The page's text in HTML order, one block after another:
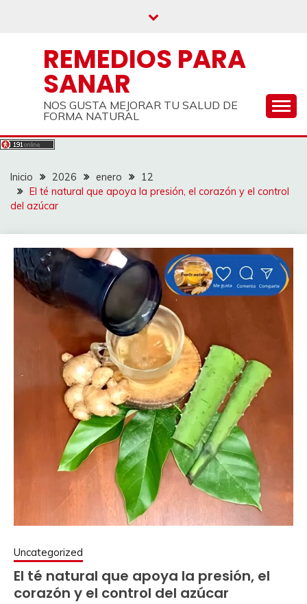
REMEDIOS PARA
SANAR
NOS GUSTA MEJORAR TU SALUD DE
FORMA NATURAL
Inicio 2026 enero
12
El té natural que apoya la presión, el corazón y el control
del azúcar
Uncategorized
El té natural que apoya la presión, el
corazón y el control del azúcar